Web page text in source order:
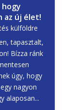
az új élet!
külföldre
tapasztalt,
Bízza ránk
úgy, hogy
nagyon
alaposan...